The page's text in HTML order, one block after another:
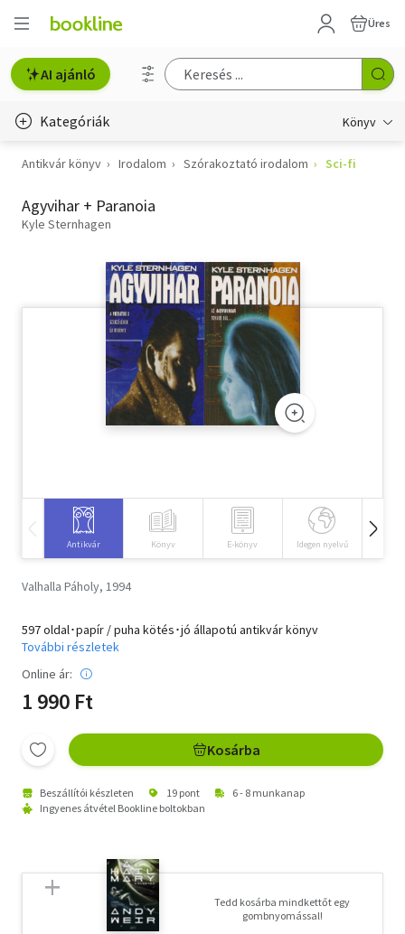
Üres
AI ajánló
Kategóriák Könyv
Életmód, egészség
Erotika
Hobbi, szabadidő
Társadalomtudomány
Természettudomány
Történelem
Vallás
Antikvár könyv Irodalom Szórakoztató irodalom Sci-fi
Agyvihar + Paranoia
Kyle Sternhagen
Antikvár Könyv E-könyv Idegen nyelvű
Valhalla Páholy, 1994
597 oldal･papír / puha kötés･jó állapotú antikvár könyv
További részletek
Online ár:
1 990 Ft
Kosárba
Beszállítói készleten 19 pont
6 - 8 munkanap
Ingyenes átvétel Bookline boltokban
Tedd kosárba mindkettőt egy
gombnyomással!